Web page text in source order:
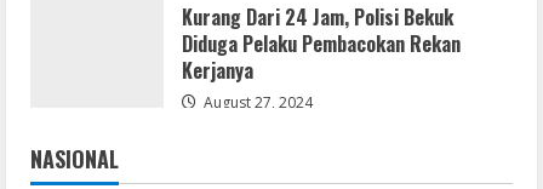
Kurang Dari 24 Jam, Polisi Bekuk
Diduga Pelaku Pembacokan Rekan
Kerjanya
August 27, 2024
NASIONAL
Jakarta